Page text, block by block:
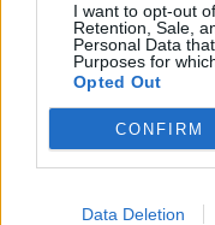
I want to opt-out
Retention, Sale,
Personal Data
Purposes for
Opted Out
CONFIRM
Data Deletion
ENERGIA